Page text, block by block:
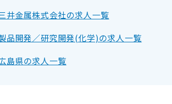
井金属株式会社の求人一覧
品開発／研究開発(化学)の求人一覧
島県の求人一覧